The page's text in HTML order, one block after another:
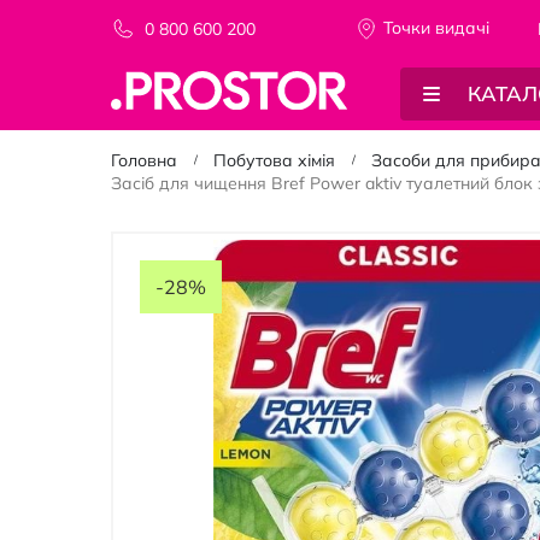
0 800 600 200 Точки видачi
Головна Побутова хімія Засоби для
Засіб для чищення Bref Power aktiv туалетний
галереї
-28%